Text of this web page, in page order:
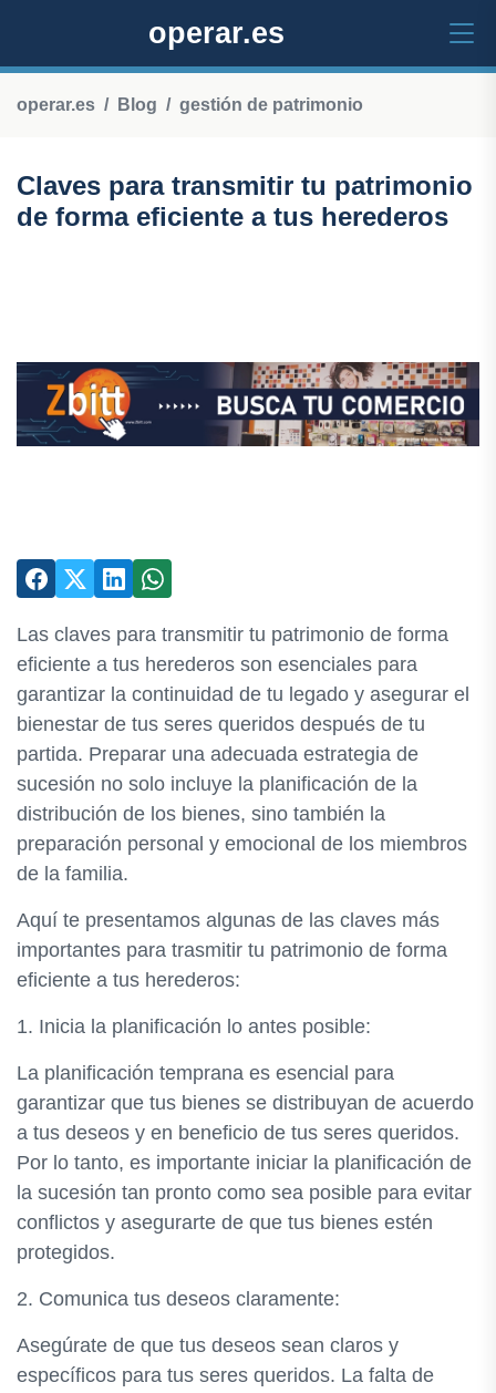
operar.es
operar.es Blog gestión de patrimonio
Claves para transmitir tu patrimonio
de forma eficiente a tus herederos
Las claves para transmitir tu patrimonio de forma
eficiente a tus herederos son esenciales para
garantizar la continuidad de tu legado y asegurar el
bienestar de tus seres queridos después de tu
partida. Preparar una adecuada estrategia de
sucesión no solo incluye la planificación de la
distribución de los bienes, sino también la
preparación personal y emocional de los miembros
de la familia.
Aquí te presentamos algunas de las claves más
importantes para trasmitir tu patrimonio de forma
eficiente a tus herederos:
1. Inicia la planificación lo antes posible:
La planificación temprana es esencial para
garantizar que tus bienes se distribuyan de acuerdo
a tus deseos y en beneficio de tus seres queridos.
Por lo tanto, es importante iniciar la planificación de
la sucesión tan pronto como sea posible para evitar
conflictos y asegurarte de que tus bienes estén
protegidos.
2. Comunica tus deseos claramente:
Asegúrate de que tus deseos sean claros y
específicos para tus seres queridos. La falta de